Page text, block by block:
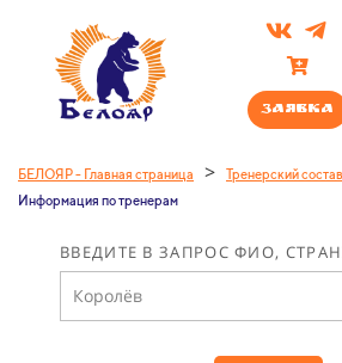
Заявка
БЕЛОЯР - Главная страница > Тренерский состав
Информация по тренерам
ВВЕДИТЕ В ЗАПРОС ФИО,